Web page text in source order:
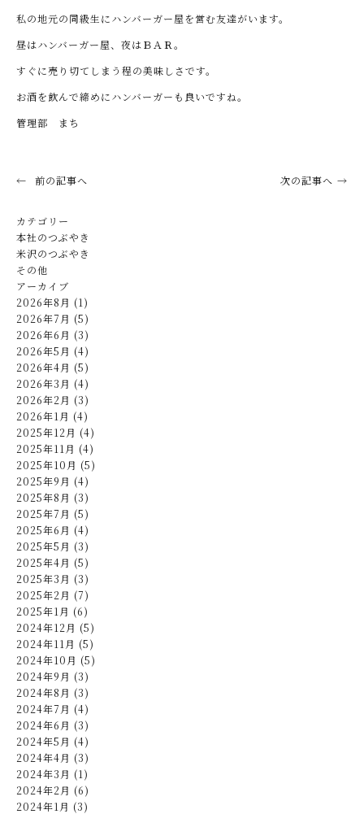
私の地元の同級生にハンバーガー屋を営む友達がいます。
昼はハンバーガー屋、夜はＢＡＲ。
すぐに売り切てしまう程の美味しさです。
お酒を飲んで締めにハンバーガーも良いですね。
管理部 まち
前の記事へ 次の記事へ
カテゴリー
本社のつぶやき
米沢のつぶやき
その他
アーカイブ
2026年8月 (1)
2026年7月 (5)
2026年6月 (3)
2026年5月 (4)
2026年4月 (5)
2026年3月 (4)
2026年2月 (3)
2026年1月 (4)
2025年12月 (4)
2025年11月 (4)
2025年10月 (5)
2025年9月 (4)
2025年8月 (3)
2025年7月 (5)
2025年6月 (4)
2025年5月 (3)
2025年4月 (5)
2025年3月 (3)
2025年2月 (7)
2025年1月 (6)
2024年12月 (5)
2024年11月 (5)
2024年10月 (5)
2024年9月 (3)
2024年8月 (3)
2024年7月 (4)
2024年6月 (3)
2024年5月 (4)
2024年4月 (3)
2024年3月 (1)
2024年2月 (6)
2024年1月 (3)